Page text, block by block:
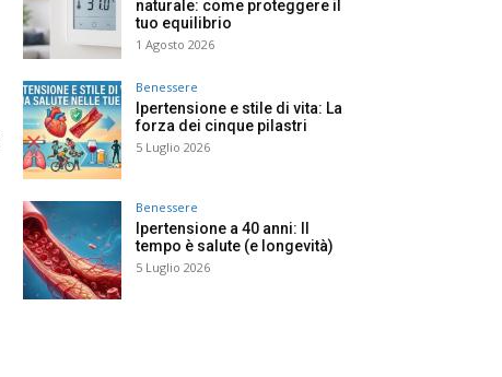
naturale: come proteggere il
tuo equilibrio
1 Agosto 2026
Benessere
Ipertensione e stile di vita: La
forza dei cinque pilastri
5 Luglio 2026
Benessere
Ipertensione a 40 anni: Il
tempo è salute (e longevità)
5 Luglio 2026